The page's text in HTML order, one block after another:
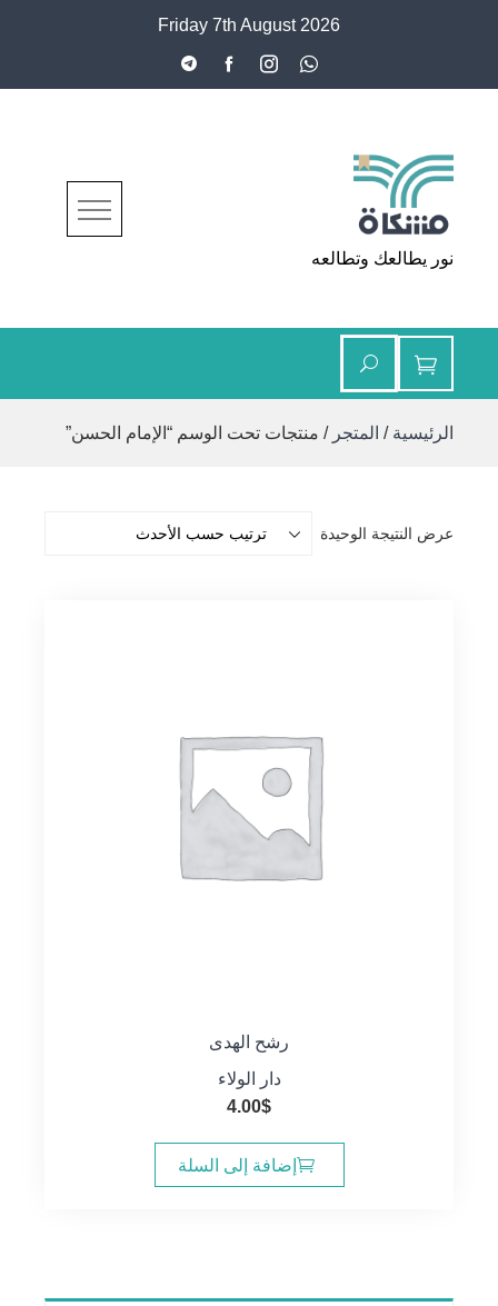
Friday 7th August 2026
مشكاة
نور يطالعك وتطالعه
الرئيسية / المتجر / منتجات تحت الوسم “الإمام الحسن”
عرض النتيجة الوحيدة
رشح الهدى
دار الولاء
4.00$
إضافة إلى السلة